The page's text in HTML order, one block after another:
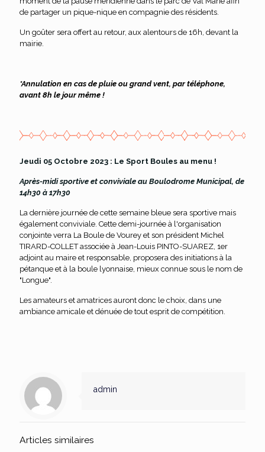
de partager un pique-nique en compagnie des résidents.
Un goûter sera offert au retour, aux alentours de 16h, devant la
mairie.
*Annulation en cas de pluie ou grand vent, par téléphone,
avant 8h le jour même !
Jeudi 05 Octobre 2023 : Le Sport Boules au menu !
Après-midi sportive et conviviale au Boulodrome Municipal, de
14h30 à 17h30
La dernière journée de cette semaine bleue sera sportive mais
également conviviale. Cette demi-journée à l'organisation
conjointe verra La Boule de Vourey et son président Michel
TIRARD-COLLET associée à Jean-Louis PINTO-SUAREZ, 1er
adjoint au maire et responsable, proposera des initiations à la
pétanque et à la boule lyonnaise, mieux connue sous le nom de
"Longue".
Les amateurs et amatrices auront donc le choix, dans une
ambiance amicale et dénuée de tout esprit de compétition.
admin
Articles similaires